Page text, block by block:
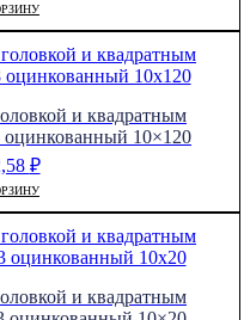
и квадратным
10×120
₽
и квадратным